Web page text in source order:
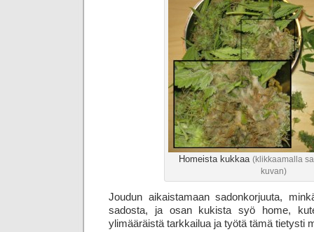
Homeista kukkaa (klikkaamalla
kuvan)
Joudun aikaistamaan sadonkorjuuta,
sadosta, ja osan kukista syö home,
ylimääräistä tarkkailua ja työtä tämä tietysti